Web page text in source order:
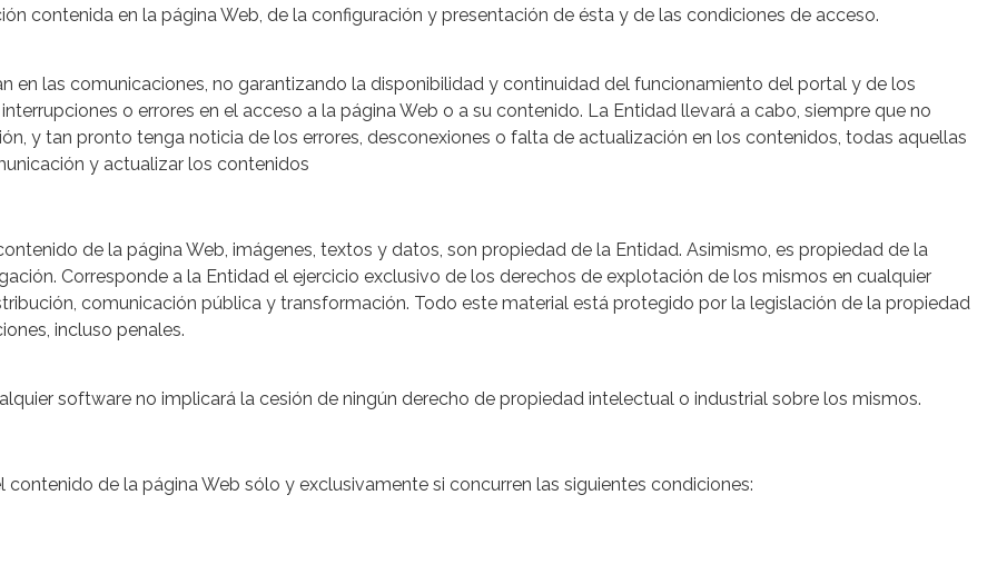
contenida en la página Web, de la configuración y presentación de ésta y de las condiciones de acceso.
en las comunicaciones, no garantizando la disponibilidad y continuidad del funcionamiento del portal y de los
o errores en el acceso a la página Web o a su contenido. La Entidad llevará a cabo, siempre que no
y tan pronto tenga noticia de los errores, desconexiones o falta de actualización en los contenidos, todas aquellas
y actualizar los contenidos
de la página Web, imágenes, textos y datos, son propiedad de la Entidad. Asimismo, es propiedad de la
Corresponde a la Entidad el ejercicio exclusivo de los derechos de explotación de los mismos en cualquier
comunicación pública y transformación. Todo este material está protegido por la legislación de la propiedad
incluso penales.
software no implicará la cesión de ningún derecho de propiedad intelectual o industrial sobre los mismos.
de la página Web sólo y exclusivamente si concurren las siguientes condiciones: